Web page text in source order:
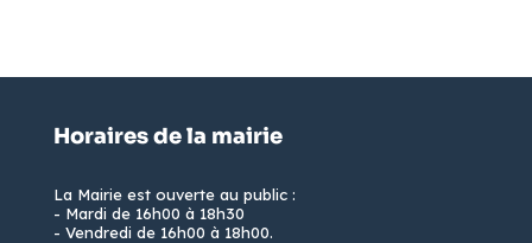
Horaires de la mairie
La Mairie est ouverte au public :
- Mardi de 16h00 à 18h30
- Vendredi de 16h00 à 18h00.